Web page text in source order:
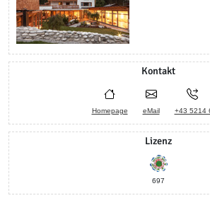
Kontakt
Homepage eMail +43 5214
Lizenz
697